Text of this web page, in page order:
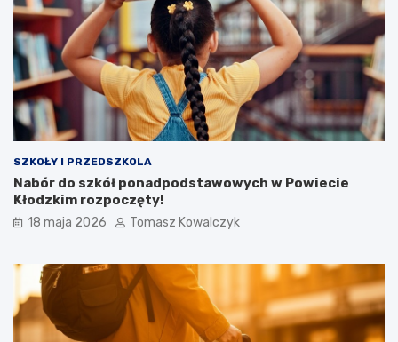
SZKOŁY I PRZEDSZKOLA
Nabór do szkół ponadpodstawowych w Powiecie
Kłodzkim rozpoczęty!
18 maja 2026 Tomasz Kowalczyk